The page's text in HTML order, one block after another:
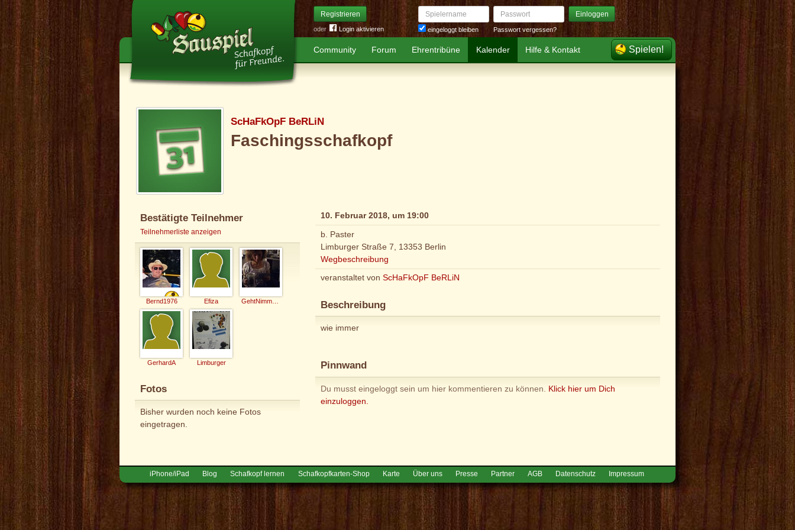
Registrieren
oder Login aktivieren
Spielername
eingeloggt bleiben
Passwort Einloggen
Passwort vergessen?
Community Forum Ehrentribüne Kalender Hilfe & Kontakt Spielen!
ScHaFkOpF BeRLiN
Faschingsschafkopf
Bestätigte Teilnehmer
Teilnehmerliste anzeigen
Bernd1976 Efiza
GerhardA Limburger
Fotos
Bisher wurden noch keine Fotos
eingetragen.
10. Februar 2018, um 19:00
b. Paster
Limburger Straße 7, 13353 Berlin
Wegbeschreibung
veranstaltet von ScHaFkOpF BeRLiN
Beschreibung
wie immer
Pinnwand
Du musst eingeloggt sein um hier kommentieren zu können. Klick hier um Dich
einzuloggen.
iPhone/iPad Blog Schafkopf lernen Schafkopfkarten-Shop Karte Über uns Presse Partner AGB Datenschutz Impressum